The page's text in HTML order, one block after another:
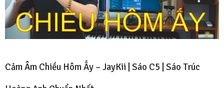
Cảm Âm Chiều Hôm Ấy – JayKii | Sáo C5 | Sáo Trúc